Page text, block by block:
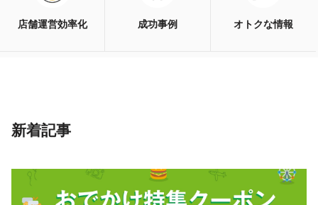
店舗運営効率化 成功事例 オトクな情報
新着記事